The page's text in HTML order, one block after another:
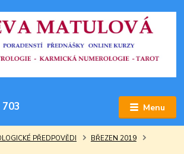
Menu
PŘEDPOVĚDI
BŘEZEN 2019